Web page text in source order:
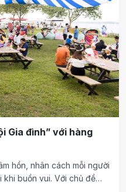
Gia đình” với hàng
hồn, nhân cách mỗi người
khi buồn vui. Với chủ đề